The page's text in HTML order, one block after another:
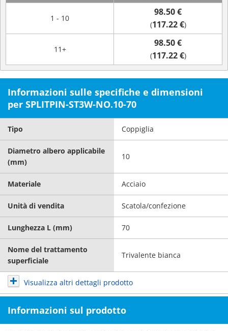
1 - 10
98.50 €
(117.22 €)
11+
98.50 €
(117.22 €)
Informazioni sulle specifiche e dimensioni
per SPLITPIN-ST3W-NO.10-70
Tipo Coppiglia
Diametro albero applicabile
(mm)
10
Materiale Acciaio
Unità di vendita Scatola/confezione
Lunghezza L (mm) 70
Nome del trattamento
superficiale
Trivalente bianca
Visualizza altri dettagli prodotto
Informazioni sul prodotto